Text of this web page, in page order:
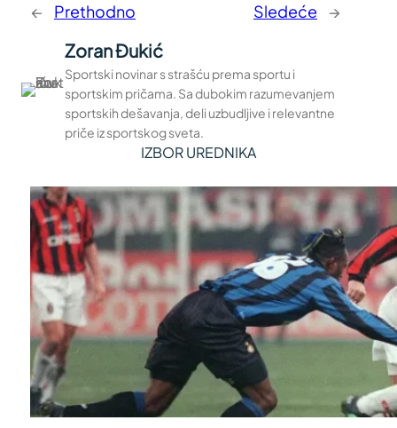
← Prethodno Sledeće →
Zoran Đukić
Sportski novinar s strašću prema sportu i
sportskim pričama. Sa dubokim razumevanjem
sportskih dešavanja, deli uzbudljive i relevantne
priče iz sportskog sveta.
IZBOR UREDNIKA